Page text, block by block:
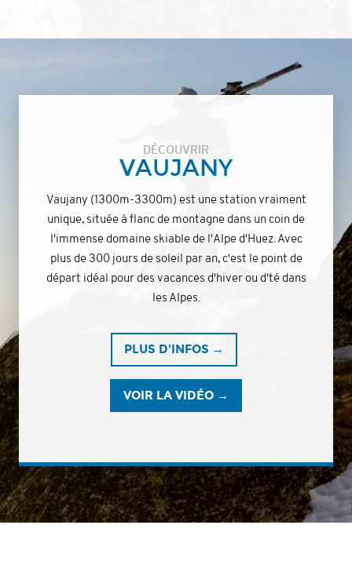
DÉCOUVRIR
VAUJANY
Vaujany (1300m-3300m) est une station vraiment
unique, située à flanc de montagne dans un coin de
l'immense domaine skiable de l'Alpe d'Huez. Avec
plus de 300 jours de soleil par an, c'est le point de
départ idéal pour des vacances d'hiver ou d'té dans
les Alpes.
PLUS D'INFOS →
VOIR LA VIDÉO →